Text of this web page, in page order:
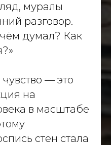
муралы
разговор.
думал? Как
— это
на
в масштабе
стен стала